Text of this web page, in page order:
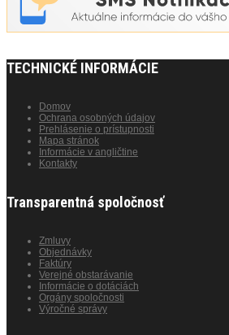
TECHNICKÉ INFORMÁCIE
Domov
Ochrana osobných údajov
Prehlásenie o prístupnosti
Mapa stránok
Informácie v angličtine
Kontakty
Transparentná spoločnosť
Zmluvy
Objednávky
Faktúry
Verejné obstarávanie
Informácie o dotáciách
Orgány spoločnosti
Výročné správy